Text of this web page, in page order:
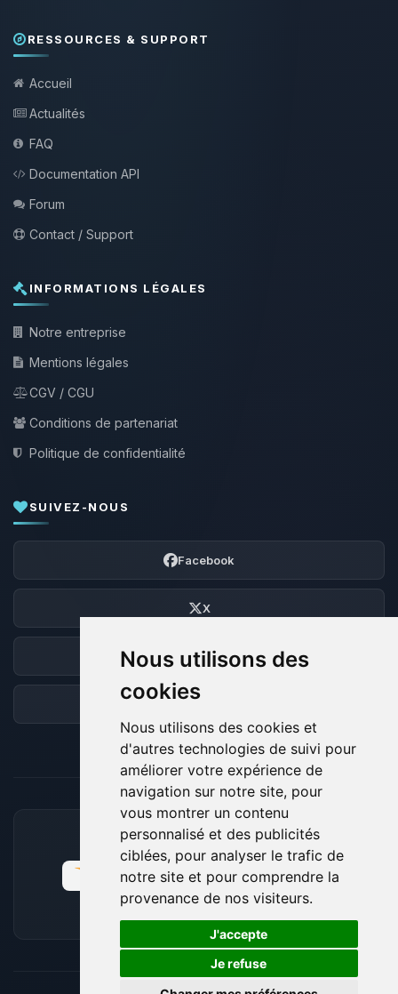
Nous utilisons des
cookies
Nous utilisons des cookies et
d'autres technologies de suivi pour
améliorer votre expérience de
navigation sur notre site, pour
vous montrer un contenu
personnalisé et des publicités
ciblées, pour analyser le trafic de
notre site et pour comprendre la
provenance de nos visiteurs.
J'accepte
Je refuse
RESSOURCES & SUPPORT
Accueil
Actualités
FAQ
Documentation API
Forum
Contact / Support
INFORMATIONS LÉGALES
Notre entreprise
Mentions légales
CGV / CGU
Conditions de partenariat
Politique de confidentialité
SUIVEZ-NOUS
Facebook
X
Discord
Forum
MOYENS DE PAIEMENT ACCEPTÉS
🍪